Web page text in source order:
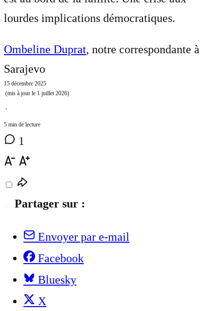
lourdes implications démocratiques.
Ombeline Duprat, notre correspondante à
Sarajevo
15 décembre 2025
(mis à jour le 1 juillet 2026)
⋅
5 min de lecture
1
Partager sur :
Envoyer par e-mail
Facebook
Bluesky
X